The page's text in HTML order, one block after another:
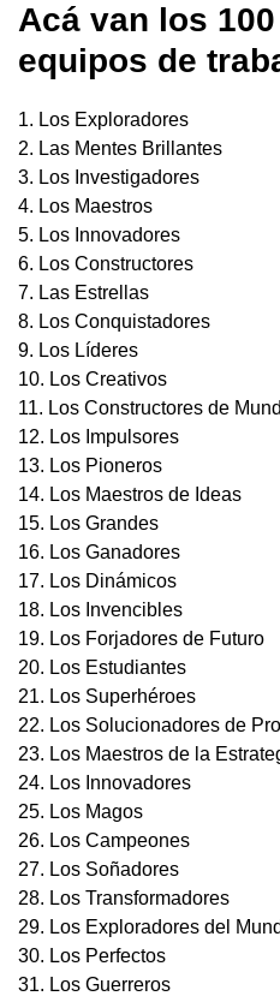
Acá van los 100
equipos de
1. Los Exploradores
2. Las Mentes Brillantes
3. Los Investigadores
4. Los Maestros
5. Los Innovadores
6. Los Constructores
7. Las Estrellas
8. Los Conquistadores
9. Los Líderes
10. Los Creativos
11. Los Constructores de
12. Los Impulsores
13. Los Pioneros
14. Los Maestros de Ideas
15. Los Grandes
16. Los Ganadores
17. Los Dinámicos
18. Los Invencibles
19. Los Forjadores de Futuro
20. Los Estudiantes
21. Los Superhéroes
22. Los Solucionadores de
23. Los Maestros de la
24. Los Innovadores
25. Los Magos
26. Los Campeones
27. Los Soñadores
28. Los Transformadores
29. Los Exploradores del
30. Los Perfectos
31. Los Guerreros